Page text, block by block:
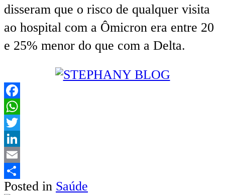
disseram que o risco de qualquer visita
ao hospital com a Ômicron era entre 20
e 25% menor do que com a Delta.
Facebook
WhatsApp
Twitter
LinkedIn
Email
Share
Posted in Saúde